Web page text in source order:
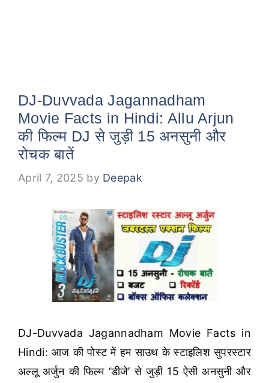
DJ-Duvvada Jagannadham
Movie Facts in Hindi: Allu Arjun
की फिल्म DJ से जुड़ी 15 अनसुनी और
रोचक बातें
April 7, 2025 by Deepak
DJ-Duvvada Jagannadham Movie Facts in
Hindi: आज की पोस्ट में हम साउथ के स्टाइलिश सुपरस्टार
अल्लू अर्जुन की फिल्म ‘डीजे’ से जुड़ी 15 ऐसी अनसुनी और